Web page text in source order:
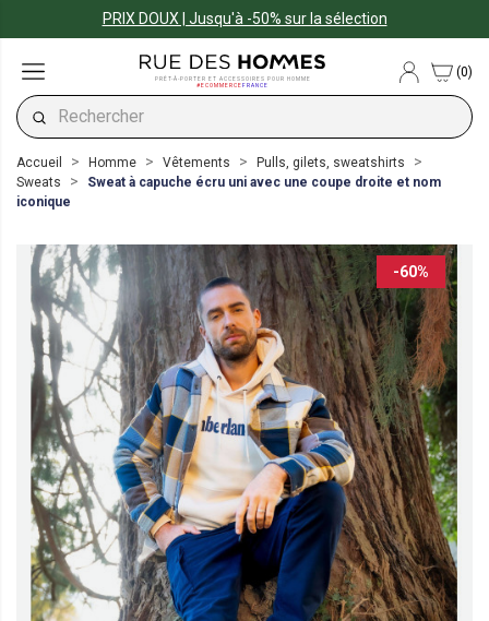
PRIX DOUX | Jusqu'à -50% sur la sélection
PRÊT-À-PORTER ET ACCESSOIRES POUR HOMME
#ECOMMERCEFRANCE
(0)
Accueil Homme Vêtements
Pulls, gilets, sweatshirts
Sweats
Sweat à capuche écru uni avec une coupe droite et nom
iconique
-60%